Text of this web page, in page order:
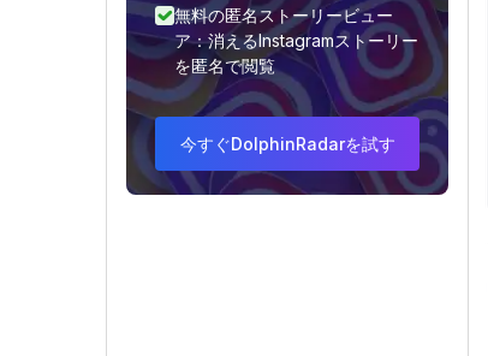
無料の匿名ストーリービュー
ア：消えるInstagramストーリー
を匿名で閲覧
今すぐDolphinRadarを試す